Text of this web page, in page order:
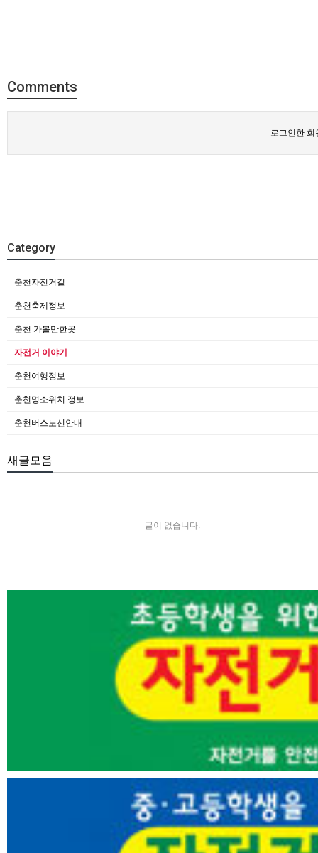
Comments
로그인한 회
Category
춘천자전거길
춘천축제정보
춘천 가볼만한곳
자전거 이야기
춘천여행정보
춘천명소위치 정보
춘천버스노선안내
새글모음
글이 없습니다.